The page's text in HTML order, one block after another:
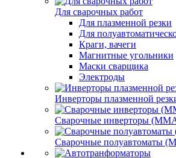
Для сварочных работ
Для плазменной резки
Для
Краги, вачеги
Магнитные угольники
Маски сварщика
Электроды
Инверторы плазменной
Сварочные инверторы
Сварочные полуавтоматы